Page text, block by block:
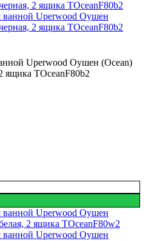
Uperwood Оушен (Ocean)
ящика TOceanF80b2